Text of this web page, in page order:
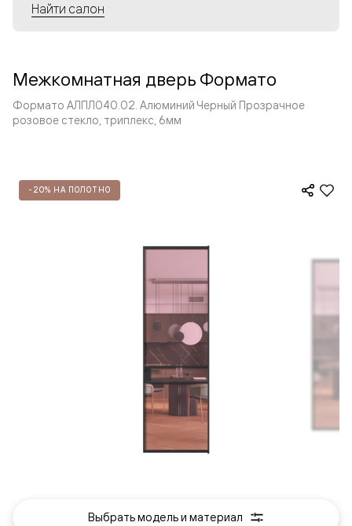
Найти салон
Межкомнатная дверь Формато
Формато АЛПЛ040.02. Алюминий Черный Прозрачное
розовое стекло, триплекс, 6мм
-20% НА ПОЛОТНО
Выбрать модель и материал